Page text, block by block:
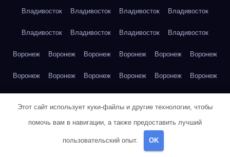
Владивосток Владивосток Владивосток Владивосток
Владивосток Владивосток Владивосток Владивосток
Воронеж Воронеж Воронеж Воронеж Воронеж Воронеж
Воронеж Воронеж Воронеж Воронеж Воронеж Воронеж
Габриэль Гарсиа Маркес — Сто лет одиночества
Этот сайт использует куки-файлы и другие технологии, чтобы
помочь вам в навигации, а также предоставить лучший
пользовательский опыт. OK